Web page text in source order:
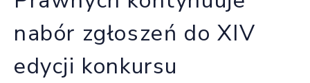
nabór zgłoszeń do XIV
edycji konkursu